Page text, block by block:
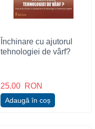
Închinare cu ajutorul
tehnologiei de vârf?
25.00 RON
Adaugă în coș